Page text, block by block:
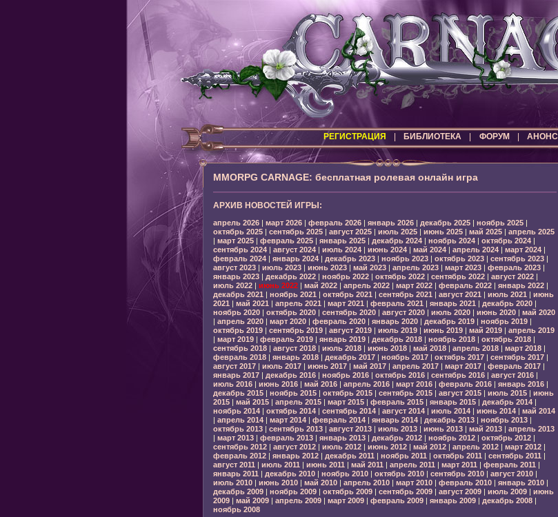
РЕГИСТРАЦИЯ БИБЛИОТЕКА ФОРУМ АНОНС
MMORPG CARNAGE: бесплатная ролевая онлайн игра
АРХИВ НОВОСТЕЙ ИГРЫ:
апрель 2026| март 2026| февраль 2026| январь 2026| декабрь 2025| ноябрь 2025|
октябрь 2025| сентябрь 2025| август 2025| июль 2025| июнь 2025| май 2025| апрель 2025
| март 2025| февраль 2025| январь 2025| декабрь 2024| ноябрь 2024| октябрь 2024|
сентябрь 2024| август 2024| июль 2024| июнь 2024| май 2024| апрель 2024| март 2024|
февраль 2024| январь 2024| декабрь 2023| ноябрь 2023| октябрь 2023| сентябрь 2023|
август 2023| июль 2023| июнь 2023| май 2023| апрель 2023| март 2023| февраль 2023|
январь 2023| декабрь 2022| ноябрь 2022| октябрь 2022| сентябрь 2022| август 2022|
июль 2022| июнь 2022| май 2022| апрель 2022| март 2022| февраль 2022| январь 2022|
декабрь 2021 | ноябрь 2021 | октябрь 2021 | сентябрь 2021 | август 2021 | июль 2021 | июнь
2021 | май 2021 | апрель 2021 | март 2021 | февраль 2021 | январь 2021 | декабрь 2020|
ноябрь 2020| октябрь 2020| сентябрь 2020| август 2020| июль 2020| июнь 2020| май 2020
| апрель 2020| март 2020| февраль 2020| январь 2020| декабрь 2019| ноябрь 2019|
октябрь 2019| сентябрь 2019| август 2019| июль 2019| июнь 2019| май 2019| апрель 2019
| март 2019| февраль 2019| январь 2019| декабрь 2018| ноябрь 2018| октябрь 2018|
сентябрь 2018| август 2018| июль 2018| июнь 2018| май 2018| апрель 2018| март 2018|
февраль 2018| январь 2018| декабрь 2017| ноябрь 2017| октябрь 2017| сентябрь 2017|
август 2017| июль 2017| июнь 2017| май 2017| апрель 2017| март 2017| февраль 2017|
январь 2017| декабрь 2016| ноябрь 2016| октябрь 2016| сентябрь 2016| август 2016|
июль 2016| июнь 2016| май 2016| апрель 2016| март 2016| февраль 2016| январь 2016|
декабрь 2015| ноябрь 2015| октябрь 2015| сентябрь 2015| август 2015| июль 2015| июнь
2015| май 2015| апрель 2015| март 2015| февраль 2015| январь 2015| декабрь 2014|
ноябрь 2014| октябрь 2014| сентябрь 2014| август 2014| июль 2014| июнь 2014| май 2014
| апрель 2014| март 2014| февраль 2014| январь 2014| декабрь 2013| ноябрь 2013|
октябрь 2013| сентябрь 2013| август 2013| июль 2013| июнь 2013| май 2013| апрель 2013
| март 2013| февраль 2013| январь 2013| декабрь 2012| ноябрь 2012| октябрь 2012|
сентябрь 2012| август 2012| июль 2012| июнь 2012| май 2012| апрель 2012| март 2012|
февраль 2012| январь 2012| декабрь 2011 | ноябрь 2011 | октябрь 2011 | сентябрь 2011 |
август 2011 | июль 2011 | июнь 2011 | май 2011 | апрель 2011 | март 2011 | февраль 2011 |
январь 2011 | декабрь 2010| ноябрь 2010| октябрь 2010| сентябрь 2010| август 2010|
июль 2010| июнь 2010| май 2010| апрель 2010| март 2010| февраль 2010| январь 2010|
декабрь 2009| ноябрь 2009| октябрь 2009| сентябрь 2009| август 2009| июль 2009| июнь
2009| май 2009| апрель 2009| март 2009| февраль 2009| январь 2009| декабрь 2008|
ноябрь 2008